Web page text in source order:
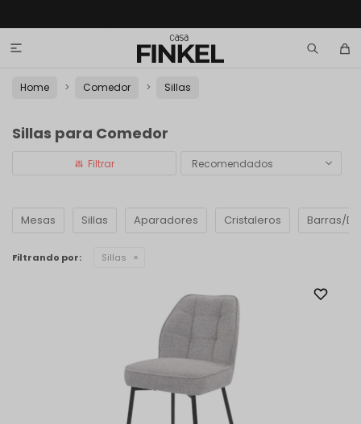

Home Comedor Sillas
Sillas para Comedor
Recomendados
Mesas Sillas Aparadores Cristaleros Barras/
Filtrando por: Sillas